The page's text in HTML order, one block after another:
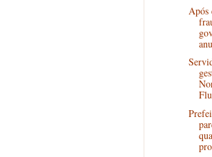
Após